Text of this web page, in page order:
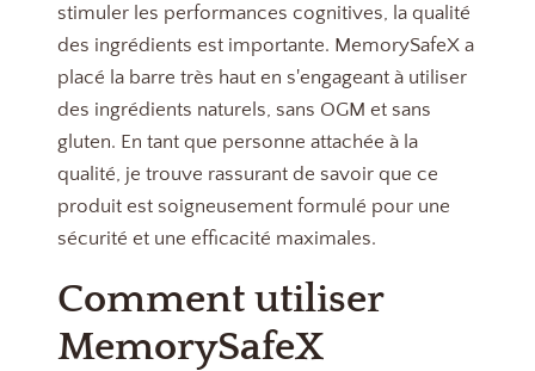
stimuler les performances cognitives, la qualité
des ingrédients est importante. MemorySafeX a
placé la barre très haut en s'engageant à utiliser
des ingrédients naturels, sans OGM et sans
gluten. En tant que personne attachée à la
qualité, je trouve rassurant de savoir que ce
produit est soigneusement formulé pour une
sécurité et une efficacité maximales.
Comment utiliser
MemorySafeX